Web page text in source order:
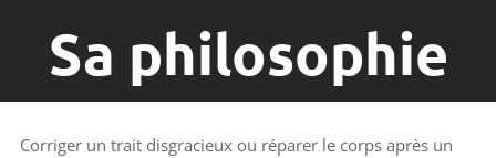
Sa philosophie
Corriger un trait disgracieux ou réparer le corps après un